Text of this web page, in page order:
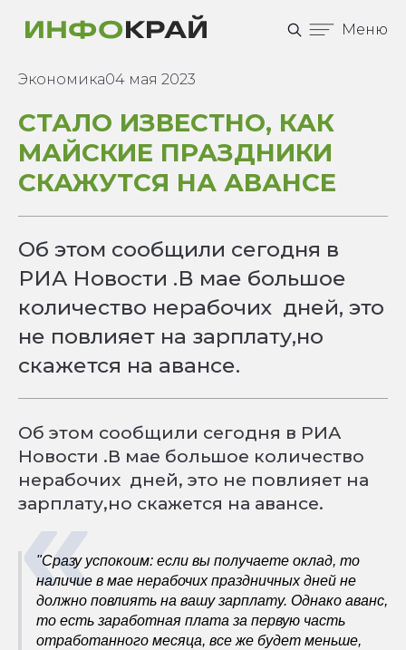
Меню
Экономика04 мая 2023
СТАЛО ИЗВЕСТНО, КАК
МАЙСКИЕ ПРАЗДНИКИ
СКАЖУТСЯ НА АВАНСЕ
Об этом сообщили сегодня в
РИА Новости .В мае большое
количество нерабочих дней, это
не повлияет на зарплату,но
скажется на авансе.
Об этом сообщили сегодня в РИА
Новости .В мае большое количество
нерабочих дней, это не повлияет на
зарплату,но скажется на авансе.
«
"Сразу успокоим: если вы получаете оклад, то
наличие в мае нерабочих праздничных дней не
должно повлиять на вашу зарплату. Однако аванс,
то есть заработная плата за первую часть
отработанного месяца, все же будет меньше,